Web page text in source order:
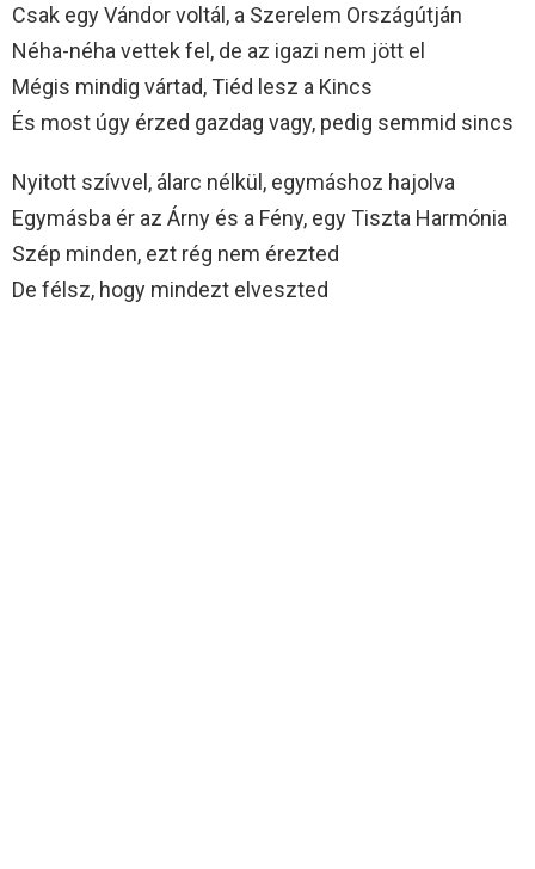
Csak egy Vándor voltál, a Szerelem Országútján
Néha-néha vettek fel, de az igazi nem jött el
Mégis mindig vártad, Tiéd lesz a Kincs
És most úgy érzed gazdag vagy, pedig semmid sincs
Nyitott szívvel, álarc nélkül, egymáshoz hajolva
Egymásba ér az Árny és a Fény, egy Tiszta Harmónia
Szép minden, ezt rég nem érezted
De félsz, hogy mindezt elveszted